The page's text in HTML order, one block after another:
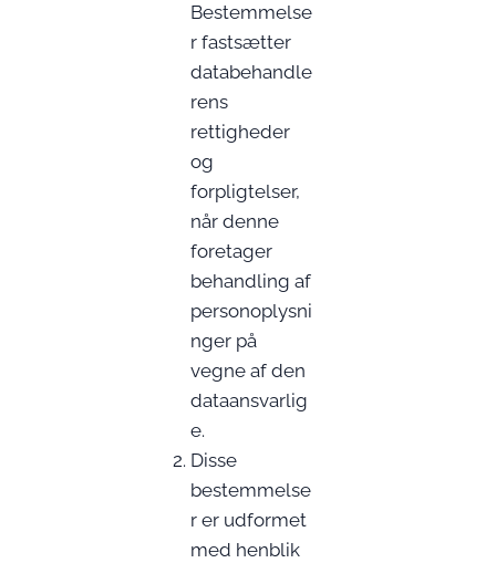
Bestemmelse
r fastsætter
databehandle
rens
rettigheder
og
forpligtelser,
når denne
foretager
behandling af
personoplysni
nger på
vegne af den
dataansvarlig
e.
Disse
bestemmelse
r er udformet
med henblik